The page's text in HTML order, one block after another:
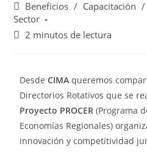
Beneficios / Capacitación /
Sector
2 minutos de lectura
DesdeCIMA queremos
Directorios Rotativos que se
Proyecto PROCER (Programa
Economías Regionales)
innovación y competitividad